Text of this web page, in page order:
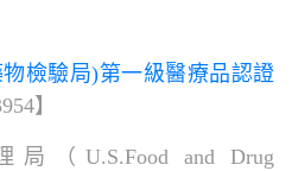
檢驗局)第一級醫療品認證
】
（U.S.Food and Drug